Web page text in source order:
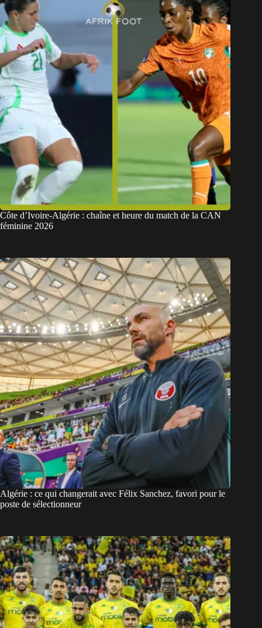
Côte d’Ivoire-Algérie : chaîne et heure du match de la CAN
féminine 2026
Algérie : ce qui changerait avec Félix Sanchez, favori pour le
poste de sélectionneur